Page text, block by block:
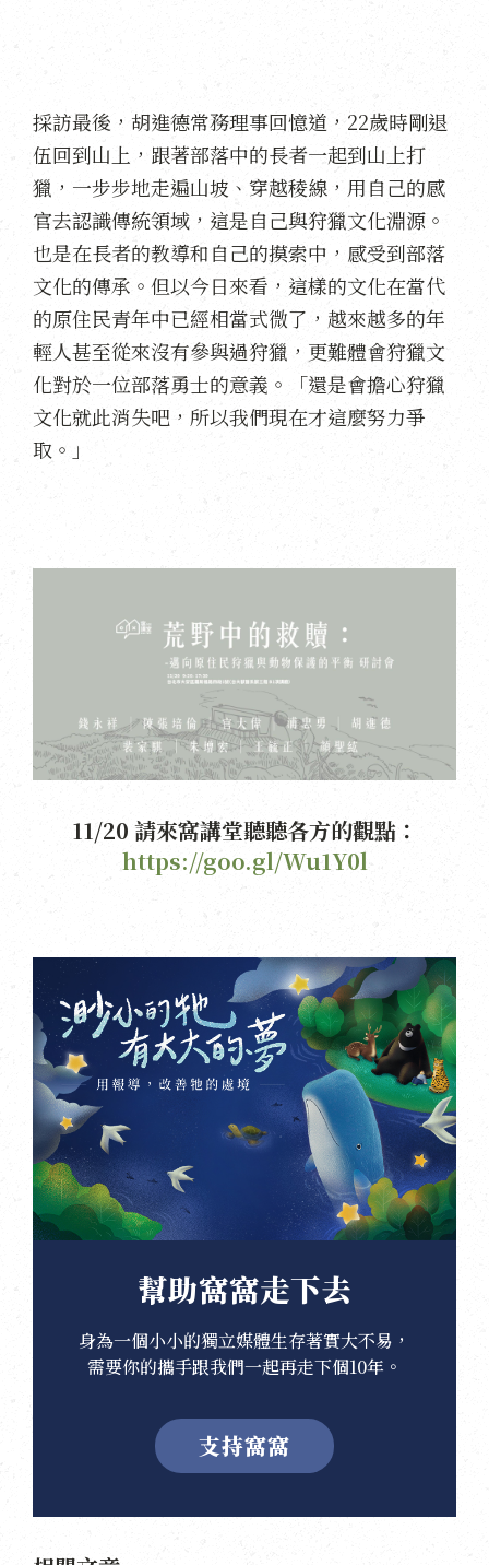
採訪最後，胡進德常務理事回憶道，22歲時剛退
伍回到山上，跟著部落中的長者一起到山上打
獵，一步步地走遍山坡、穿越稜線，用自己的感
官去認識傳統領域，這是自己與狩獵文化淵源。
也是在長者的教導和自己的摸索中，感受到部落
文化的傳承。但以今日來看，這樣的文化在當代
的原住民青年中已經相當式微了，越來越多的年
輕人甚至從來沒有參與過狩獵，更難體會狩獵文
化對於一位部落勇士的意義。「還是會擔心狩獵
文化就此消失吧，所以我們現在才這麼努力爭
取。」
11/20 請來窩講堂聽聽各方的觀點：
https://goo.gl/Wu1Y0l
幫助窩窩走下去
身為一個小小的獨立媒體生存著實大不易，
需要你的攜手跟我們一起再走下個10年。
支持窩窩